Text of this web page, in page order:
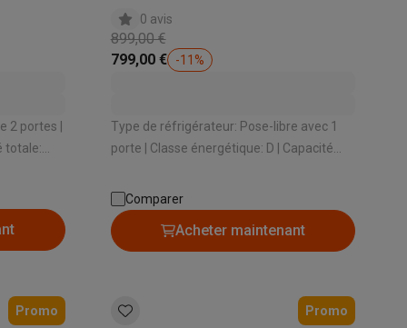
Coques Galaxy Flip8 & Fold8 (Ultra)
de bureau
2 portes |
0 avis
899,00 €
799,00 €
-11 %
Type de réfrigérateur: Pose-libre avec 1
porte | Classe énergétique: D | Capacité
refroidissement: Dynamique | Niveau
sonore: 36 dB
Comparer
Acheter maintenant
Promo Promo